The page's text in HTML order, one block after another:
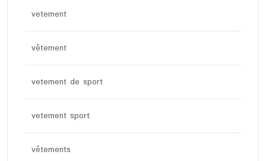
vetement
vêtement
vetement de sport
vetement sport
vêtements